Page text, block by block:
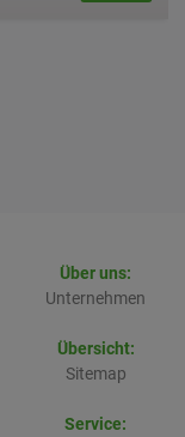
Über uns:
Unternehmen
Übersicht:
Sitemap
Service: